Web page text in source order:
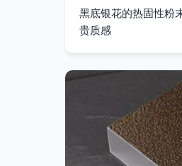
黑底银花的热固性粉
贵质感